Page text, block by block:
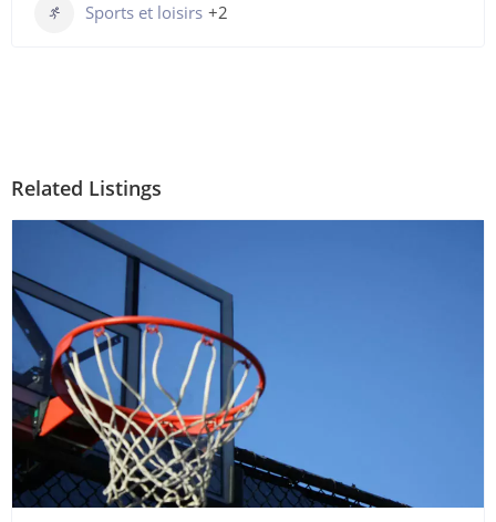
Sports et loisirs +2
Related Listings